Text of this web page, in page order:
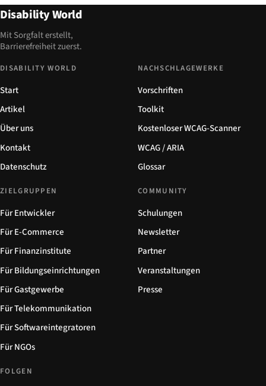
Disability World
Mit Sorgfalt erstellt,
Barrierefreiheit zuerst.
DISABILITY WORLD
Start
Artikel
Über uns
Kontakt
Datenschutz
NACHSCHLAGEWERKE
Vorschriften
Toolkit
Kostenloser WCAG-Scanner
WCAG / ARIA
Glossar
ZIELGRUPPEN
Für Entwickler
Für E-Commerce
Für Finanzinstitute
Für Bildungseinrichtungen
Für Gastgewerbe
Für Telekommunikation
Für Softwareintegratoren
Für NGOs
COMMUNITY
Schulungen
Newsletter
Partner
Veranstaltungen
Presse
FOLGEN